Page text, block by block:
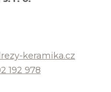
keramika.cz
192 978